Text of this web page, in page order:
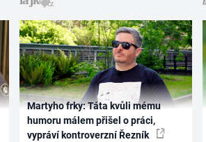
Martyho frky: Táta kvůli mému
humoru málem přišel o práci,
vypráví kontroverzní Řezník